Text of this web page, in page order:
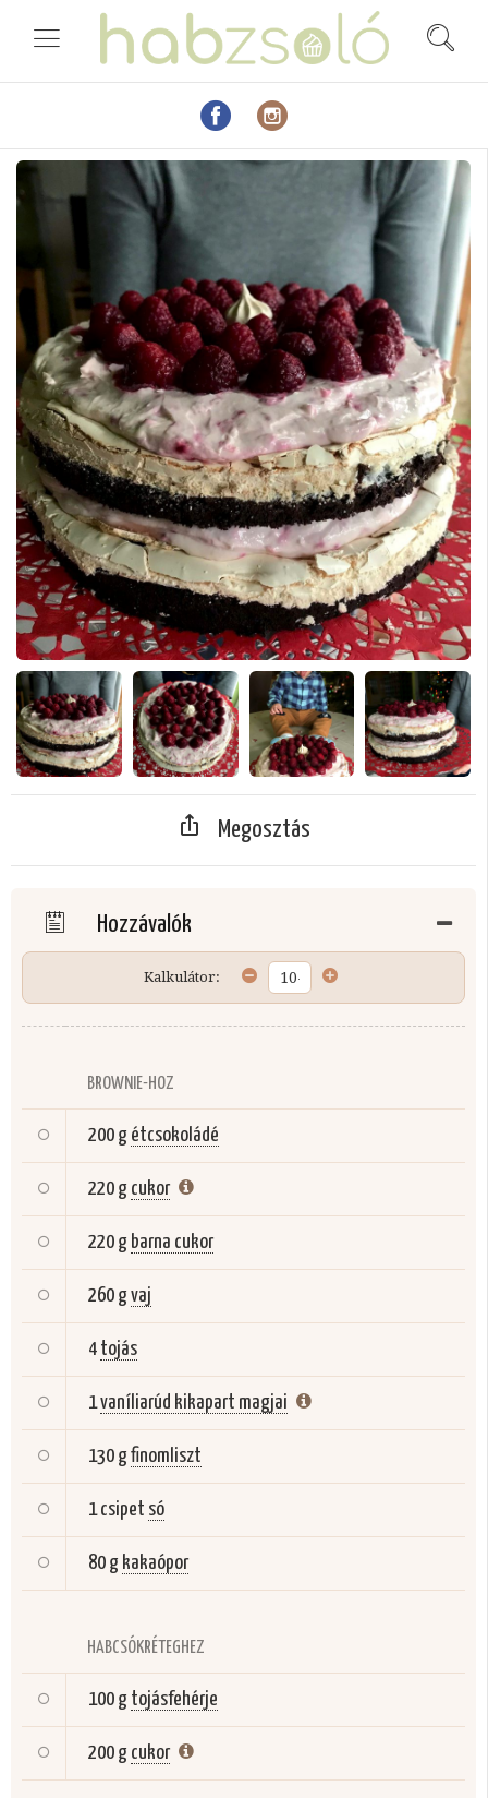
Megosztás
Hozzávalók
Kalkulátor:
BROWNIE-HOZ
200 g étcsokoládé
220 g cukor
220 g barna cukor
260 gvaj
4 tojás
1vaníliarúd kikapart magjai
130 gfinomliszt
1 csipet só
80 g kakaópor
HABCSÓKRÉTEGHEZ
100 g tojásfehérje
200 g cukor